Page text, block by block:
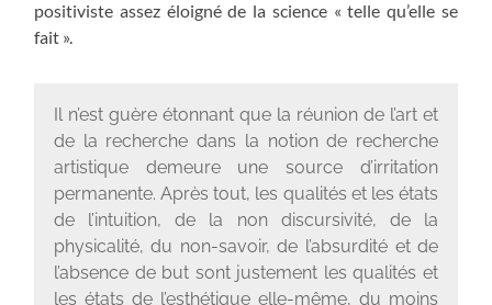
positiviste assez éloigné de la science « telle qu’elle se
fait ».
Il n’est guère étonnant que la réunion de l’art et
de la recherche dans la notion de recherche
artistique demeure une source d’irritation
permanente. Après tout, les qualités et les états
de l’intuition, de la non discursivité, de la
physicalité, du non-savoir, de l’absurdité et de
l’absence de but sont justement les qualités et
les états de l’esthétique elle-même, du moins